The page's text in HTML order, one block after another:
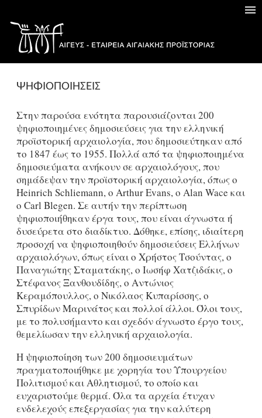
ΨΗΦΙΟΠΟΙΗΣΕΙΣ
Στην παρούσα ενότητα παρουσιάζονται 200
ψηφιοποιημένες δημοσιεύσεις για την ελληνική
προϊστορική αρχαιολογία, που δημοσιεύτηκαν από
το 1847 έως το 1955. Πολλά από τα ψηφιοποιημένα
δημοσιεύματα ανήκουν σε αρχαιολόγους, που
σημάδεψαν την προϊστορική αρχαιολογία, όπως ο
Heinrich Schliemann, ο Arthur Evans, ο Alan Wace και
ο Carl Blegen. Σε αυτήν την περίπτωση
ψηφιοποιήθηκαν έργα τους, που είναι άγνωστα ή
δυσεύρετα στο διαδίκτυο. Δόθηκε, επίσης, ιδιαίτερη
προσοχή να ψηφιοποιηθούν δημοσιεύσεις Ελλήνων
αρχαιολόγων, όπως είναι ο Χρήστος Τσούντας, ο
Παναγιώτης Σταματάκης, ο Ιωσήφ Χατζιδάκις, ο
Στέφανος Ξανθουδίδης, ο Αντώνιος
Κεραμόπουλλος, ο Νικόλαος Κυπαρίσσης, ο
Σπυρίδων Μαρινάτος και πολλοί άλλοι. Όλοι τους,
με το πολυσήμαντο και σχεδόν άγνωστο έργο τους,
θεμελίωσαν την ελληνική αρχαιολογία.
Η ψηφιοποίηση των 200 δημοσιευμάτων
πραγματοποιήθηκε με χορηγία του Υπουργείου
Πολιτισμού και Αθλητισμού, το οποίο και
ευχαριστούμε θερμά. Όλα τα αρχεία έτυχαν
ενδελεχούς επεξεργασίας για την καλύτερη